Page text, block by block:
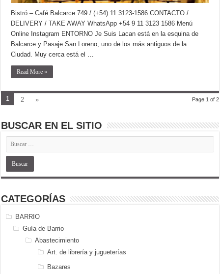
Bistró – Café Balcarce 749 / (+54) 11 3123-1586 CONTACTO /
DELIVERY / TAKE AWAY WhatsApp +54 9 11 3123 1586 Menú
Online Instagram ENTORNO Je Suis Lacan está en la esquina de
Balcarce y Pasaje San Loreno, uno de los más antiguos de la
Ciudad. Muy cerca está el …
Read More »
Page 1 of 2
1 2 »
BUSCAR EN EL SITIO
CATEGORÍAS
BARRIO
Guía de Barrio
Abastecimiento
Art. de librería y jugueterías
Bazares